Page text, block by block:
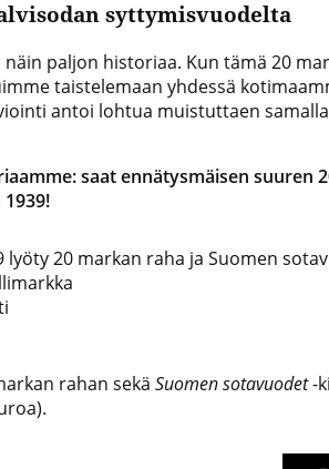
syttymisvuodelta
paljon historiaa. Kun tämä 20
taistelemaan yhdessä
antoi lohtua muistuttaen
saat ennätysmäisen suuren
20 markan raha ja Suomen
rahan sekä Suomen sotavuodet-